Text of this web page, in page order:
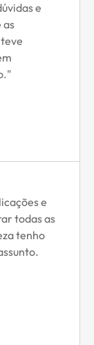
e
as
e
todas as
tenho